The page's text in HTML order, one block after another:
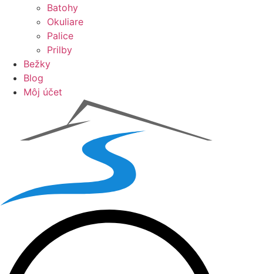
Batohy
Okuliare
Palice
Prilby
Bežky
Blog
Môj účet